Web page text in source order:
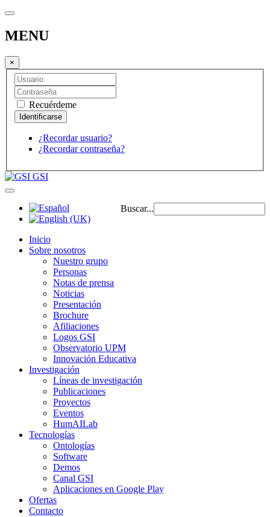
MENU
×
Recuérdeme
¿Recordar usuario?
¿Recordar contraseña?
GSI
Buscar...
Inicio
Sobre nosotros
Nuestro grupo
Personas
Notas de prensa
Noticias
Presentación
Brochure
Afiliaciones
Logos GSI
Observatorio UPM
Innovación Educativa
Investigación
Líneas de investigación
Publicaciones
Proyectos
Eventos
HumAILab
Tecnologías
Ontologías
Software
Demos
Canal GSI
Aplicaciones en Google Play
Ofertas
Contacto